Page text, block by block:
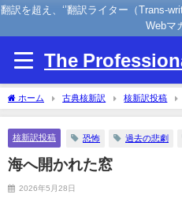
翻訳を超え、‘’翻訳ライター（Trans-
Webマ
The
ホーム 古典核新訳 核新訳投稿
核新訳投稿 恐怖 過去の悲劇
海へ開かれた窓
2026年5月28日